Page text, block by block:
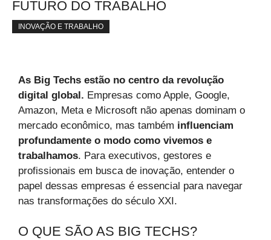
FUTURO DO TRABALHO
INOVAÇÃO E TRABALHO
As Big Techs estão no centro da revolução
digital global. Empresas como Apple, Google,
Amazon, Meta e Microsoft não apenas dominam o
mercado econômico, mas também influenciam
profundamente o modo como vivemos e
trabalhamos. Para executivos, gestores e
profissionais em busca de inovação, entender o
papel dessas empresas é essencial para navegar
nas transformações do século XXI.
O QUE SÃO AS BIG TECHS?